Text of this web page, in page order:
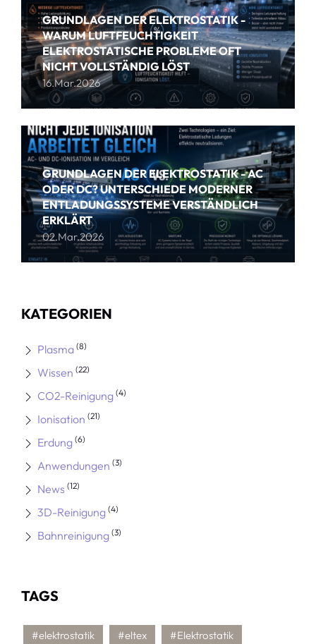
GRUNDLAGEN DER ELEKTROSTATIK -
WARUM LUFTFEUCHTIGKEIT
ELEKTROSTATISCHE PROBLEME OFT
NICHT VOLLSTÄNDIG LÖST
16.Mar.2026
GRUNDLAGEN DER ELEKTROSTATIK - AC
ODER DC? UNTERSCHIEDE MODERNER
ENTLADUNGSSYSTEME VERSTÄNDLICH
ERKLÄRT
02.Mar.2026
KATEGORIEN
Plasma (8)
Wissen (22)
CO2-Reinigung (4)
Ionisation (21)
Erdung (6)
Anwendungen (3)
News (12)
3D-Reinigung (4)
Bahnreinigung (3)
TAGS
#elektrostatik #eltex #Elektrostatik